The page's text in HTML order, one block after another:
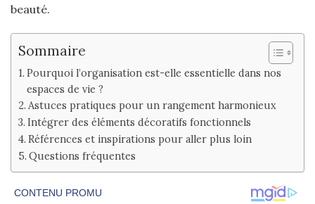
beauté.
Sommaire
Pourquoi l’organisation est-elle essentielle dans nos
espaces de vie ?
Astuces pratiques pour un rangement harmonieux
Intégrer des éléments décoratifs fonctionnels
Références et inspirations pour aller plus loin
Questions fréquentes